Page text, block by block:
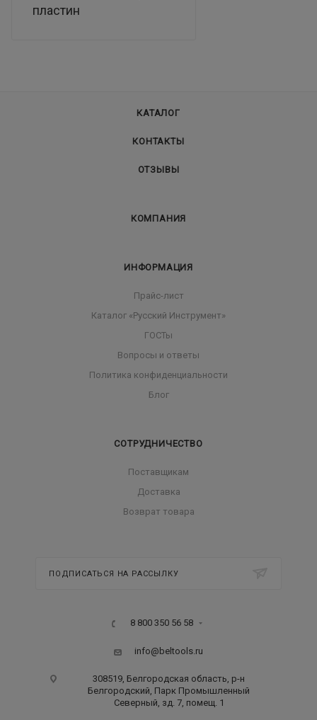
пластин
КАТАЛОГ
КОНТАКТЫ
ОТЗЫВЫ
КОМПАНИЯ
ИНФОРМАЦИЯ
Прайс-лист
Каталог «Русский Инструмент»
ГОСТы
Вопросы и ответы
Политика конфиденциальности
Блог
СОТРУДНИЧЕСТВО
Поставщикам
Доставка
Возврат товара
ПОДПИСАТЬСЯ НА РАССЫЛКУ
8 800 350 56 58
info@beltools.ru
308519, Белгородская область, р-н
Белгородский, Парк Промышленный
Северный, зд. 7, помещ. 1